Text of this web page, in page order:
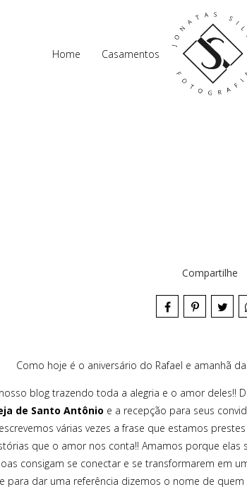
Home Casamentos
Compartilhe
Como hoje é o aniversário do Rafael e amanhã
blog trazendo toda a alegria e o amor deles!!
de Santo Antônio e a recepção para seus
várias vezes a frase que estamos
que o amor nos conta!! Amamos porque
consigam se conectar e se transformarem em
para dar uma referência dizemos o nome de